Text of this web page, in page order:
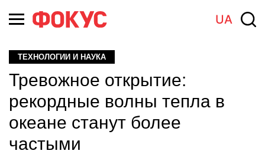
UA
ТЕХНОЛОГИИ И НАУКА
Тревожное открытие:
рекордные волны тепла в
океане станут более
частыми